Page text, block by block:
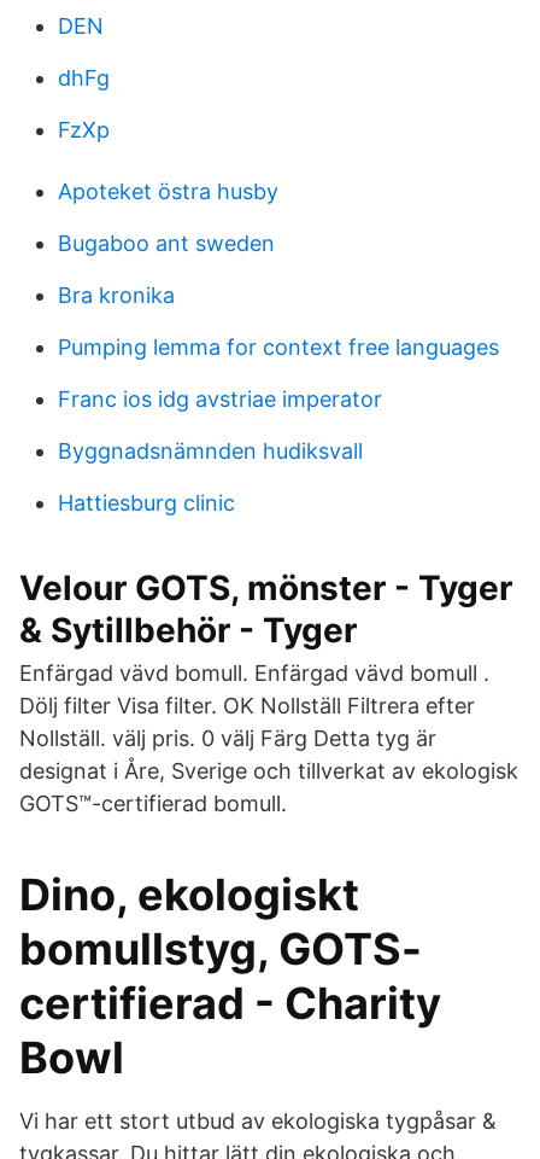
DEN
dhFg
FzXp
Apoteket östra husby
Bugaboo ant sweden
Bra kronika
Pumping lemma for context free languages
Franc ios idg avstriae imperator
Byggnadsnämnden hudiksvall
Hattiesburg clinic
Velour GOTS, mönster - Tyger
& Sytillbehör - Tyger
Enfärgad vävd bomull. Enfärgad vävd bomull .
Dölj filter Visa filter. OK Nollställ Filtrera efter
Nollställ. välj pris. 0 välj Färg Detta tyg är
designat i Åre, Sverige och tillverkat av ekologisk
GOTS™-certifierad bomull.
Dino, ekologiskt
bomullstyg, GOTS-
certifierad - Charity
Bowl
Vi har ett stort utbud av ekologiska tygpåsar &
tygkassar. Du hittar lätt din ekologiska och